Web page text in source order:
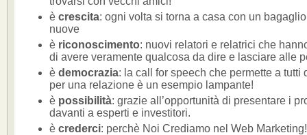
è crescita: ogni volta si torna a casa con un
nuove
è riconoscimento: nuovi relatori e relatrici che
di avere veramente qualcosa da dire e lasciare alle
è democrazia: la call for speech che permette a tutti
per una relazione è un esempio lampante!
è possibilità: grazie all’opportunità di presentare i
davanti a esperti e investitori.
è crederci: perchè Noi Crediamo nel Web